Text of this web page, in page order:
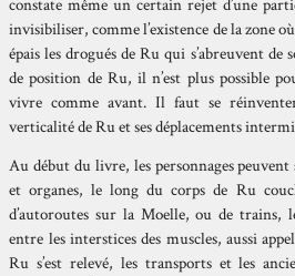
constate même un certain rejet d’une
invisibiliser, comme l’existence de la zone
épais les drogués de Ru qui s’abreuvent de
de position de Ru, il n’est plus possible
vivre comme avant. Il faut se
verticalité de Ru et ses déplacements
Au début du livre, les personnages peuvent
et organes, le long du corps de Ru
d’autoroutes sur la Moelle, ou de trains,
entre les interstices des muscles, aussi
Ru s’est relevé, les transports et les